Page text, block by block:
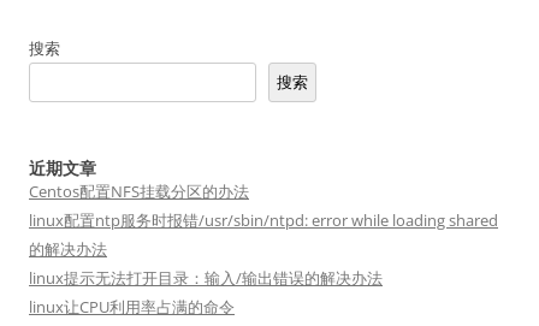
搜索
搜索
近期文章
Centos配置NFS挂载分区的办法
linux配置ntp服务时报错/usr/sbin/ntpd: error while loading shared
的解决办法
linux提示无法打开目录：输入/输出错误的解决办法
linux让CPU利用率占满的命令